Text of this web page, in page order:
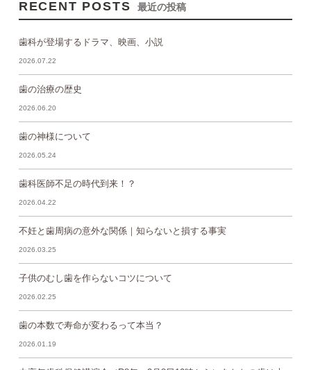
RECENT POSTS 最近の投稿
歯科が登場するドラマ、映画、小説
2026.07.22
歯の治療の歴史
2026.06.20
歯の神様について
2026.05.24
歯科医師不足の時代到来！？
2026.04.22
不妊と歯周病の意外な関係｜知らないと損する事実
2026.03.25
子供のむし歯を作らないコツについて
2026.02.25
歯の本数で寿命が変わるって本当？
2026.01.19